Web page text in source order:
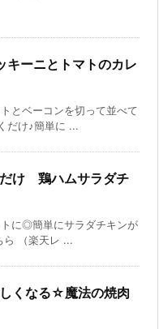
キーニとトマトのカレ
とベーコンを切って並べて
だけ♪簡単に ...
け 鶏ハムサラダチ
に◎簡単にサラダチキンが
ら （楽天レ ...
くなる☆魔法の焼肉